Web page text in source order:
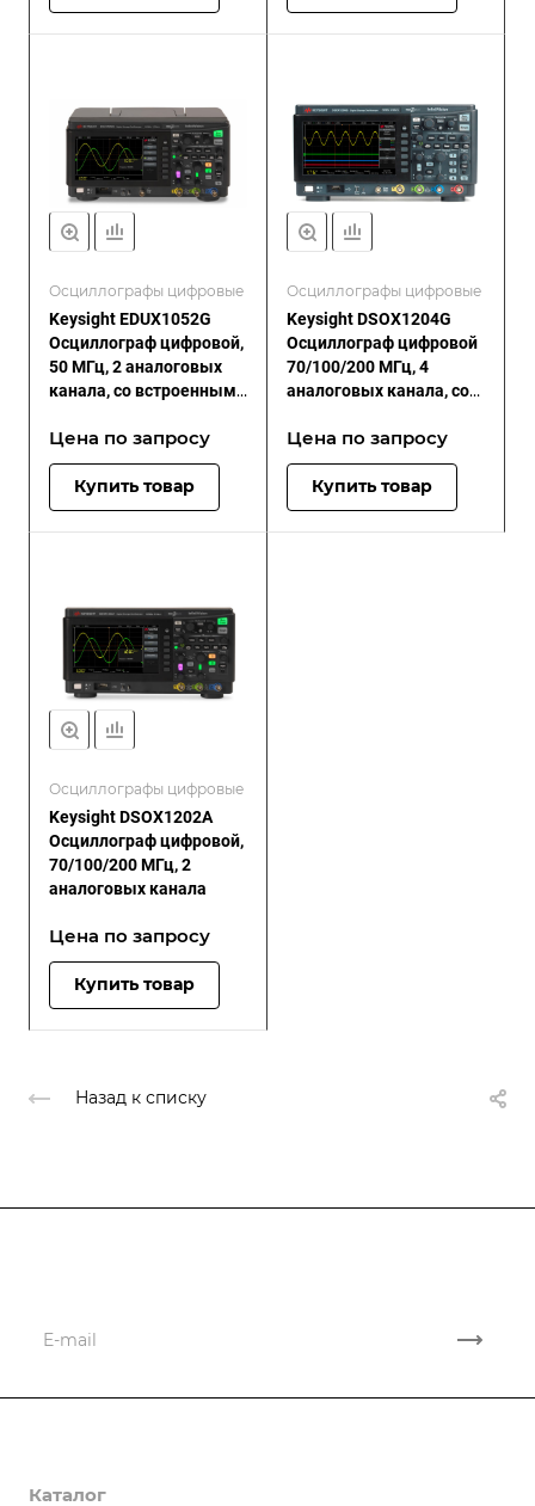
Осциллографы цифровые
Keysight EDUX1052G
Осциллограф цифровой,
50 МГц, 2 аналоговых
канала, со встроенным
Цена по запросу
Купить товар
Осциллографы цифровые
Keysight DSOX1204G
Осциллограф цифровой
70/100/200 МГц, 4
аналоговых канала, со
генератором сигналов
Цена по запросу
Купить товар
Осциллографы цифровые
Keysight DSOX1202A
Осциллограф цифровой,
70/100/200 МГц, 2
аналоговых канала
Цена по запросу
Купить товар
Назад к списку
О компании
Каталог